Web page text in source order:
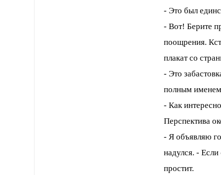
- Это был
- Вот! Берите
поощрения.
плакат со
- Это
полным
- Как
Перспектива
- Я объявляю
надулся. -
простит.